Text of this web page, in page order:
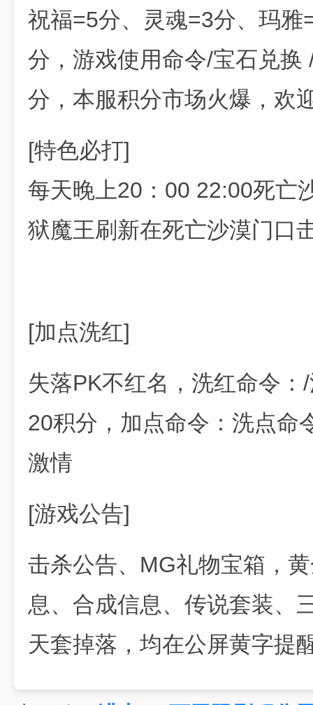
祝福=5分、灵魂=3分、玛
分，游戏使用命令/宝石兑
分，本服积分市场火爆，欢
[特色必打]
每天晚上20：00 22:00死亡
狱魔王刷新在死亡沙漠门口
[加点洗红]
失落PK不红名，洗红命令
20积分，加点命令：洗点命
激情
[游戏公告]
击杀公告、MG礼物宝箱，
息、合成信息、传说套装、
天套掉落，均在公屏黄字提